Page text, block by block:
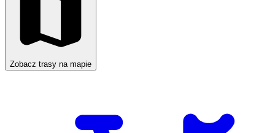
Zobacz trasy na mapie